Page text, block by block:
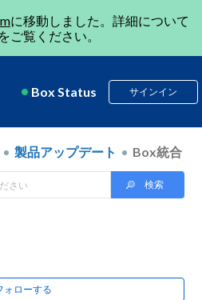
に移動しました。詳細について
をご覧ください。
Box Status サインイン
製品アップデート Box統合
ォローする